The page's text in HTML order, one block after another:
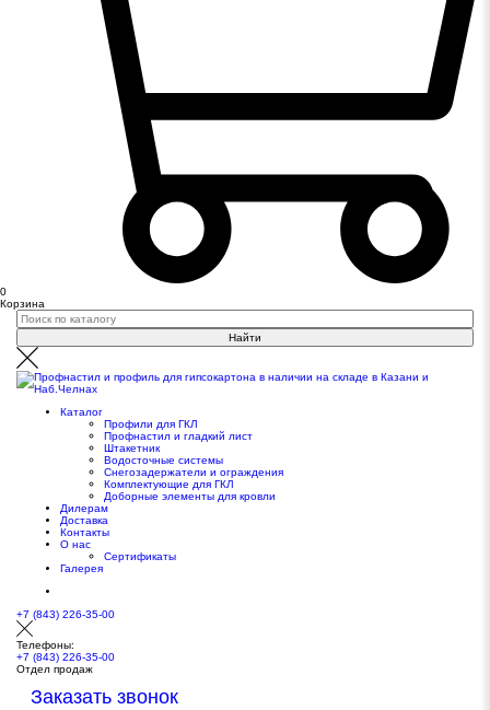
0
Корзина
Каталог
Профили для ГКЛ
Профнастил и гладкий лист
Штакетник
Водосточные системы
Снегозадержатели и ограждения
Комплектующие для ГКЛ
Доборные элементы для кровли
Дилерам
Доставка
Контакты
О нас
Сертификаты
Галерея
+7 (843) 226-35-00
Телефоны:
+7 (843) 226-35-00
Отдел продаж
Заказать звонок